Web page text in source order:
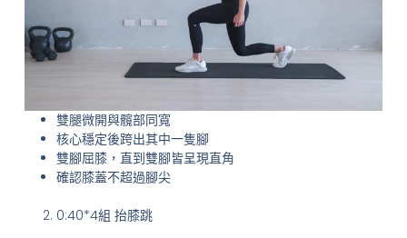
雙腿微開與髖部同寬
核心穩定後跨出其中一隻腳
雙腳屈膝，直到雙腳皆呈現直角
確認膝蓋不超過腳尖
0:40*4組 抬膝跳